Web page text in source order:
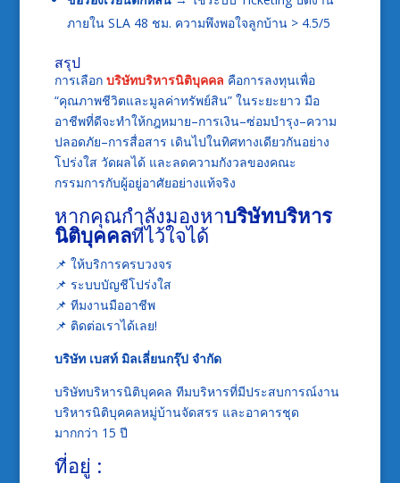
ภายใน SLA 48 ชม. ความพึงพอใจลูกบ้าน > 4.5/5
สรุป
การเลือก บริษัทบริหารนิติบุคคล คือการลงทุนเพื่อ
“คุณภาพชีวิตและมูลค่าทรัพย์สิน” ในระยะยาว มือ
อาชีพที่ดีจะทำให้กฎหมาย–การเงิน–ซ่อมบำรุง–ความ
ปลอดภัย–การสื่อสาร เดินไปในทิศทางเดียวกันอย่าง
โปร่งใส วัดผลได้ และลดความกังวลของคณะ
กรรมการกับผู้อยู่อาศัยอย่างแท้จริง
หากคุณกำลังมองหาบริษัทบริหาร
นิติบุคคลที่ไว้ใจได้
📌 ให้บริการครบวงจร
📌 ระบบบัญชีโปร่งใส
📌 ทีมงานมืออาชีพ
📌 ติดต่อเราได้เลย!
บริษัท เบสท์ มิลเลี่ยนกรุ๊ป จำกัด
บริษัทบริหารนิติบุคคล ทีมบริหารที่มีประสบการณ์งาน
บริหารนิติบุคคลหมู่บ้านจัดสรร และอาคารชุด
มากกว่า 15 ปี
ที่อยู่ :